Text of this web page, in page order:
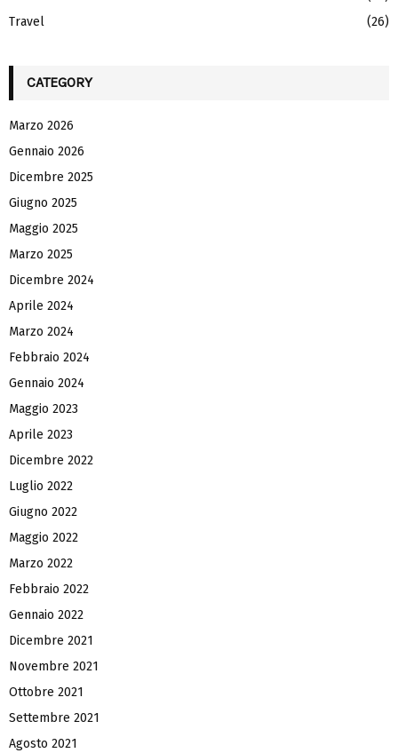
Travel
(26)
CATEGORY
Marzo 2026
Gennaio 2026
Dicembre 2025
Giugno 2025
Maggio 2025
Marzo 2025
Dicembre 2024
Aprile 2024
Marzo 2024
Febbraio 2024
Gennaio 2024
Maggio 2023
Aprile 2023
Dicembre 2022
Luglio 2022
Giugno 2022
Maggio 2022
Marzo 2022
Febbraio 2022
Gennaio 2022
Dicembre 2021
Novembre 2021
Ottobre 2021
Settembre 2021
Agosto 2021